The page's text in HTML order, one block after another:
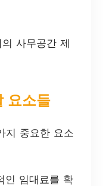
사무공간 제
요소들
지 중요한 요소
인 임대료를 확